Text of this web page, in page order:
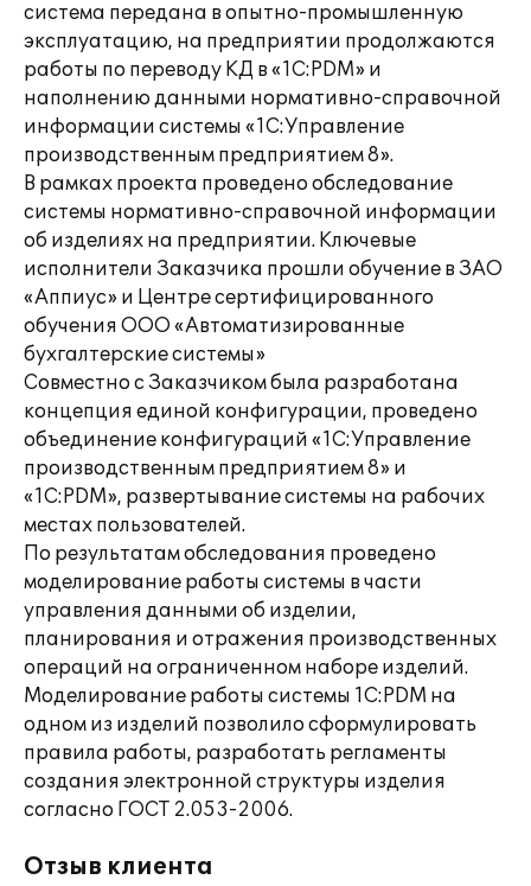
система передана в опытно-промышленную
эксплуатацию, на предприятии продолжаются
работы по переводу КД в «1С:PDM» и
наполнению данными нормативно-справочной
информации системы «1С:Управление
производственным предприятием 8».
В рамках проекта проведено обследование
системы нормативно-справочной информации
об изделиях на предприятии. Ключевые
исполнители Заказчика прошли обучение в ЗАО
«Аппиус» и Центре сертифицированного
обучения ООО «Автоматизированные
бухгалтерские системы»
Совместно c Заказчиком была разработана
концепция единой конфигурации, проведено
объединение конфигураций «1С:Управление
производственным предприятием 8» и
«1С:PDM», развертывание системы на рабочих
местах пользователей.
По результатам обследования проведено
моделирование работы системы в части
управления данными об изделии,
планирования и отражения производственных
операций на ограниченном наборе изделий.
Моделирование работы системы 1С:PDM на
одном из изделий позволило сформулировать
правила работы, разработать регламенты
создания электронной структуры изделия
согласно ГОСТ 2.053-2006.
Отзыв клиента